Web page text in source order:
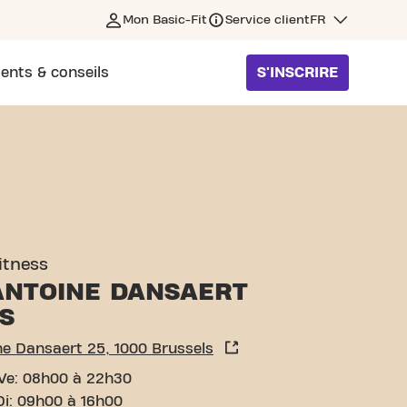
Mon Basic-Fit Service client FR
& conseils S'INSCRIRE
DANSAERT
Dansaert 25, 1000 Brussels
08h00 à 22h30
09h00 à 16h00